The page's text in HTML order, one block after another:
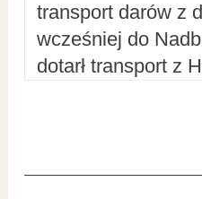
transport darów z
wcześniej do
dotarł transport z